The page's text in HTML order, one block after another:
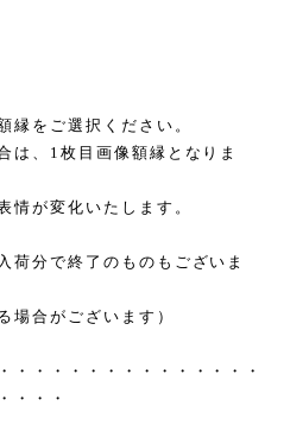
縁をご選択ください。
は、1枚目画像額縁となりま
情が変化いたします。
荷分で終了のものもございま
場合がございます）
・・・・・・・・・・・・・・
・・・